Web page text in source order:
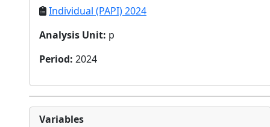
Individual (PAPI) 2024
Analysis Unit: p
Period: 2024
Variables